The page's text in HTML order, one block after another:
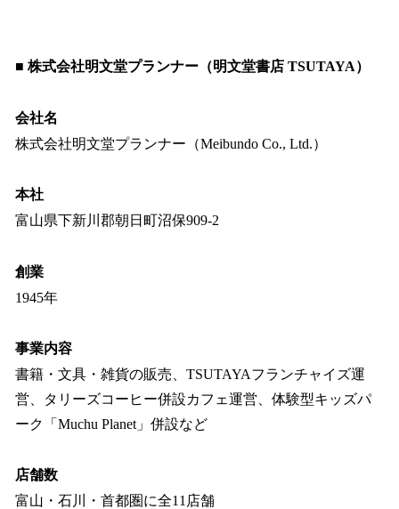
■ 株式会社明文堂プランナー（明文堂書店 TSUTAYA）
会社名
株式会社明文堂プランナー（Meibundo Co., Ltd.）
本社
富山県下新川郡朝日町沼保909-2
創業
1945年
事業内容
書籍・文具・雑貨の販売、TSUTAYAフランチャイズ運
営、タリーズコーヒー併設カフェ運営、体験型キッズパ
ーク「Muchu Planet」併設など
店舗数
富山・石川・首都圏に全11店舗